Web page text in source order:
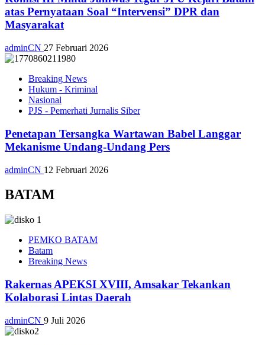
atas Pernyataan Soal “Intervensi” DPR dan
Masyarakat
adminCN 27 Februari 2026
Breaking News
Hukum - Kriminal
Nasional
PJS - Pemerhati Jurnalis Siber
Penetapan Tersangka Wartawan Babel Langgar
Mekanisme Undang-Undang Pers
adminCN 12 Februari 2026
BATAM
PEMKO BATAM
Batam
Breaking News
Rakernas APEKSI XVIII, Amsakar Tekankan
Kolaborasi Lintas Daerah
adminCN 9 Juli 2026